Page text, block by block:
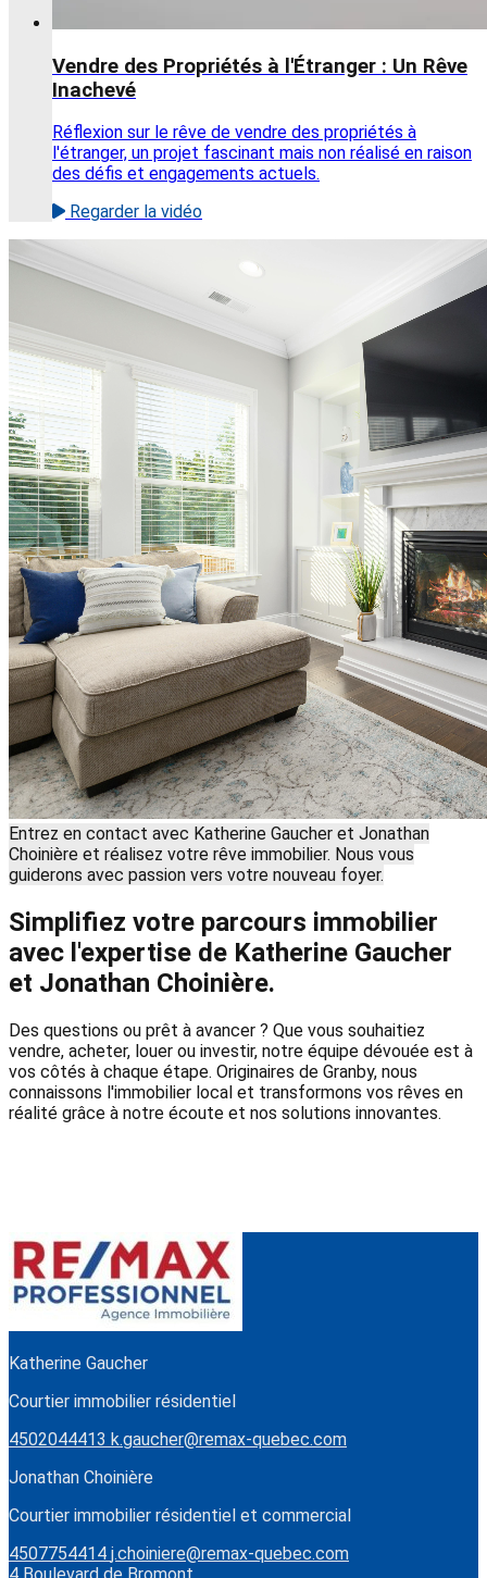
Vendre des Propriétés à l'Étranger : Un Rêve
Inachevé
Réflexion sur le rêve de vendre des propriétés à
l'étranger, un projet fascinant mais non réalisé en raison
des défis et engagements actuels.
Regarder la vidéo
Entrez en contact avec Katherine Gaucher et Jonathan
Choinière et réalisez votre rêve immobilier. Nous vous
guiderons avec passion vers votre nouveau foyer.
Simplifiez votre parcours immobilier
avec l'expertise de Katherine Gaucher
et Jonathan Choinière.
Des questions ou prêt à avancer ? Que vous souhaitiez
vendre, acheter, louer ou investir, notre équipe dévouée est à
vos côtés à chaque étape. Originaires de Granby, nous
connaissons l'immobilier local et transformons vos rêves en
réalité grâce à notre écoute et nos solutions innovantes.
Katherine Gaucher
Courtier immobilier résidentiel
4502044413 k.gaucher@remax-quebec.com
Jonathan Choinière
Courtier immobilier résidentiel et commercial
4507754414 j.choiniere@remax-quebec.com